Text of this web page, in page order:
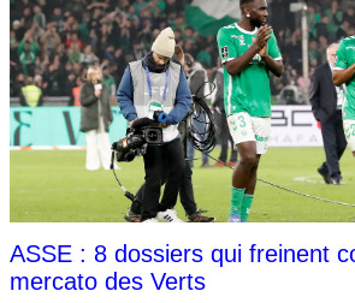
ASSE : 8 dossiers qui freinent
mercato des Verts